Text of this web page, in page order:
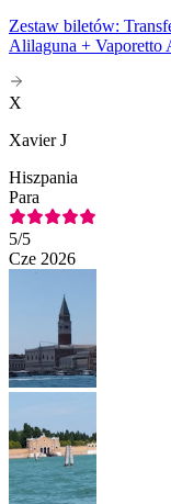
Zestaw biletów:
Alilaguna + Vaporetto
X
Xavier J
Hiszpania
Para
5/5
Cze 2026